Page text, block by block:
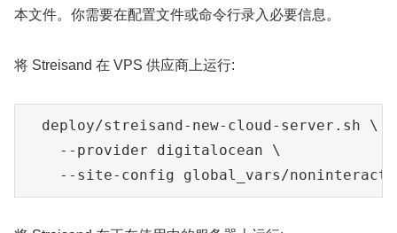
本文件。你需要在配置文件或命令行录入必要信息。
将 Streisand 在 VPS 供应商上运行:
  deploy/streisand-new-cloud-server.sh \
    --provider digitalocean \